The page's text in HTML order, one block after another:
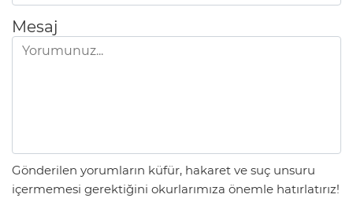
Mesaj
Gönderilen yorumların küfür, hakaret ve suç unsuru
içermemesi gerektiğini okurlarımıza önemle hatırlatırız!